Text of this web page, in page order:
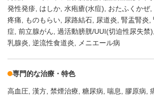
発性発疹 はしか 水疱瘡(水痘) おたふくかぜ
疼痛
ものもらい 尿路結石 尿道炎 腎盂腎炎
症 前立腺がん 過活動膀胱/UUI(切迫性尿失禁)
乳腺炎 逆流性食道炎 メニエール病
専門的な治療・特色
高血圧 漢方 禁煙治療 糖尿病 喘息 膠原病